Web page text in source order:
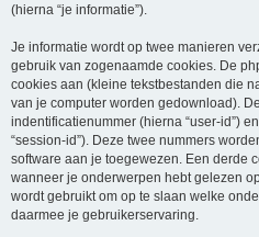
(hierna “je informatie”).
Je informatie wordt op twee manieren
gebruik van zogenaamde cookies. De
cookies aan (kleine tekstbestanden die
van je computer worden gedownload).
indentificatienummer (hierna “user-id”)
“session-id”). Deze twee nummers
software aan je toegewezen. Een derde
wanneer je onderwerpen hebt gelezen
wordt gebruikt om op te slaan welke
daarmee je gebruikerservaring.